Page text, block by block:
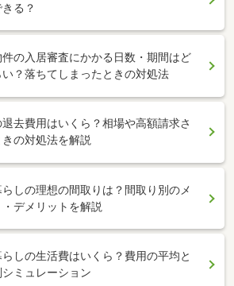
る？
の入居審査にかかる日数・期間はど
？落ちてしまったときの対処法
去費用はいくら？相場や高額請求さ
の対処法を解説
しの理想の間取りは？間取り別のメ
・デメリットを解説
らしの生活費はいくら？費用の平均と
シミュレーション